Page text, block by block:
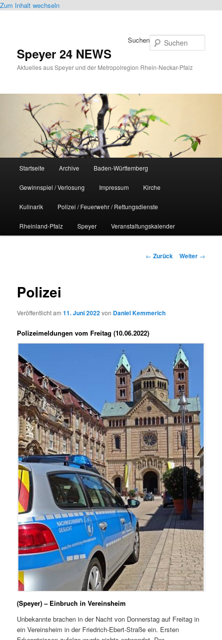
Zum Inhalt wechseln
Speyer 24 NEWS
Aktuelles aus Speyer und der Metropolregion Rhein-Neckar-Pfalz
Suchen
Startseite Archive Baden-Württemberg
Gewinnspiel / Verlosung Impressum Kirche
Kulinarik Polizei / Feuerwehr / Rettungsdienste
Rheinland-Pfalz Speyer Veranstaltungskalender
Beitrags-
← Zurück Weiter →
Polizei
Veröffentlicht am11. Juni 2022von Daniel Kemmerich
Polizeimeldungen vom Freitag (10.06.2022)
(Speyer) – Einbruch in Vereinsheim
Unbekannte brachen in der Nacht von Donnerstag auf Freitag in
ein Vereinsheim in der Friedrich-Ebert-Straße ein. Ersten